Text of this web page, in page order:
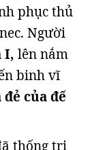
phục thủ
Người
I, lên nắm
binh vĩ
của đế
thống trị